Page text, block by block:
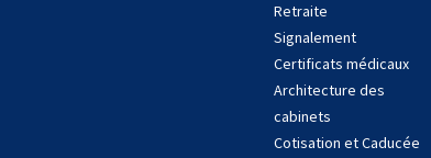
Retraite
Signalement
Certificats médicaux
Architecture des
cabinets
Cotisation et Caducée